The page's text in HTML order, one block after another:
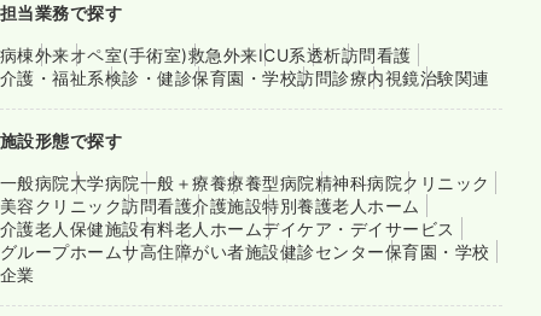
担当業務で探す
病棟外来オペ室(手術室)救急外来ICU系透析訪問看護
介護・福祉系検診・健診保育園・学校訪問診療内視鏡治験関連
施設形態で探す
一般病院大学病院一般＋療養療養型病院精神科病院クリニック
美容クリニック訪問看護介護施設特別養護老人ホーム
介護老人保健施設有料老人ホームデイケア・デイサービス
グループホームサ高住障がい者施設健診センター保育園・学校
企業